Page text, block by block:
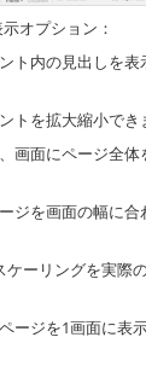
オプション：
ト内の見出しを
トを拡大縮小でき
画面にページ全
ジを画面の幅に
ケーリングを実際
ージを1画面に表